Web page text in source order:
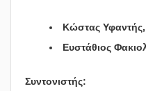
Κώστας Υφαντής,
Ευστάθιος
Συντονιστής: